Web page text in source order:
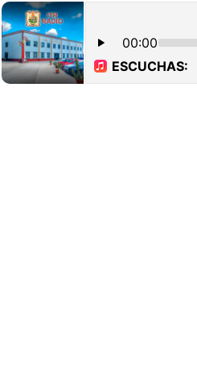
ESCUCHAS:
00:00